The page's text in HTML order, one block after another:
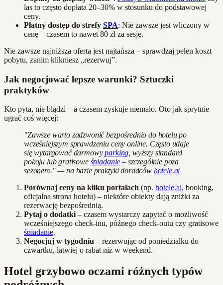
las to często dopłata 20–30% w stosunku do podstawowej
ceny.
Płatny dostęp do strefy SPA: Nie zawsze jest wliczony w
cenę – czasem to nawet 80 zł za sesję.
Nie zawsze najniższa oferta jest najtańsza – sprawdzaj pełen koszt
pobytu, zanim klikniesz „rezerwuj”.
Jak negocjować lepsze warunki? Sztuczki
praktyków
Kto pyta, nie błądzi – a czasem zyskuje niemało. Oto jak sprytnie
ugrać coś więcej:
"Zawsze warto zadzwonić bezpośrednio do hotelu po
wcześniejszym sprawdzeniu ceny online. Często udaje
się wytargować darmowyparking, wyższy standard
pokoju lub gratisowe śniadanie – szczególnie poza
sezonem." — na bazie praktyki doradców hotele.ai
Porównaj ceny na kilku portalach (np. hotele.ai, booking,
oficjalna strona hotelu) – niektóre obiekty dają zniżki za
rezerwację bezpośrednią.
Pytaj o dodatki– czasem wystarczy zapytać o możliwość
wcześniejszego check-inu, późnego check-outu czy gratisowe
śniadanie.
Negocjuj w tygodniu – rezerwując od poniedziałku do
czwartku, łatwiej o rabat niż w weekend.
Hotel grzybowo oczami różnych typów